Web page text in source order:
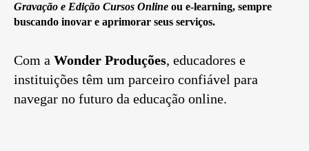
Gravação e Edição Cursos Online ou e-learning, sempre
buscando inovar e aprimorar seus serviços.
Com a Wonder Produções, educadores e
instituições têm um parceiro confiável para
navegar no futuro da educação online.